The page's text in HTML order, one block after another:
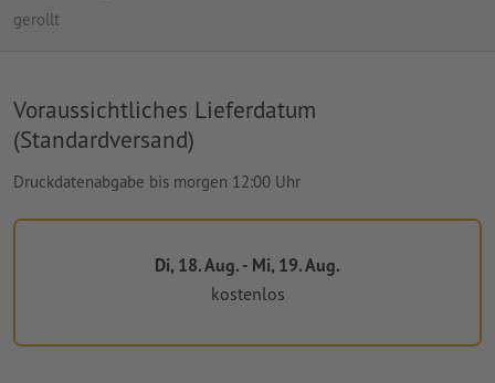
gerollt
Voraussichtliches Lieferdatum
(Standardversand)
Druckdatenabgabe bis morgen 12:00 Uhr
Di, 18. Aug. - Mi, 19. Aug.
kostenlos